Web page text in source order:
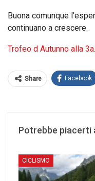
Buona comunque
continuano a crescere.
Trofeo d Autunno alla
Share Facebook
Potrebbe piacerti
CICLISMO